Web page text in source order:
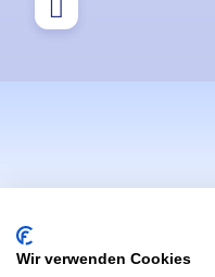
Wir verwenden Cookies